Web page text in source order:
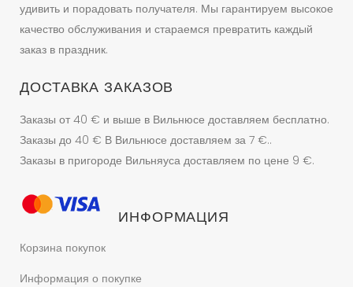
удивить и порадовать получателя. Мы гарантируем высокое
качество обслуживания и стараемся превратить каждый
заказ в праздник.
ДОСТАВКА ЗАКАЗОВ
Заказы от 40 € и выше в Вильнюсе доставляем бесплатно.
Заказы до 40 € В Вильнюсе доставляем за 7 €..
Заказы в пригороде Вильняуса доставляем по цене 9 €.
ИНФОРМАЦИЯ
Корзина покупок
Информация о покупке